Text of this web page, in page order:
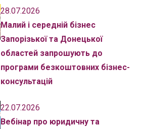
28.07.2026
Малий і середній бізнес
Запорізької та Донецької
областей запрошують до
програми безкоштовних бізнес-
консультацій
22.07.2026
Вебінар про юридичну та